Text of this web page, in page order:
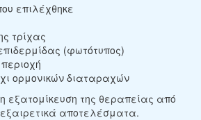
επιλέχθηκε
τρίχας
(φωτότυπος)
ορμονικών διαταραχών
εξατομίκευση της θεραπείας από
αποτελέσματα.